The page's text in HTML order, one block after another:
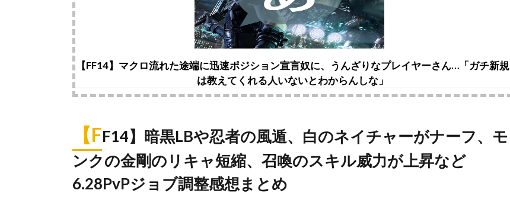
【FF14】マクロ流れた途端に迅速ポジション宣言奴に、うんざりなプレイヤーさん…「ガチ新規
は教えてくれる人いないとわからんしな」
【FF14】暗黒LBや忍者の風遁、白のネイチャーがナーフ、モ
ンクの金剛のリキャ短縮、召喚のスキル威力が上昇など
6.28PvPジョブ調整感想まとめ